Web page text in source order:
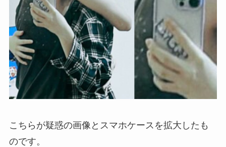
こちらが疑惑の画像とスマホケースを拡大したも
のです。